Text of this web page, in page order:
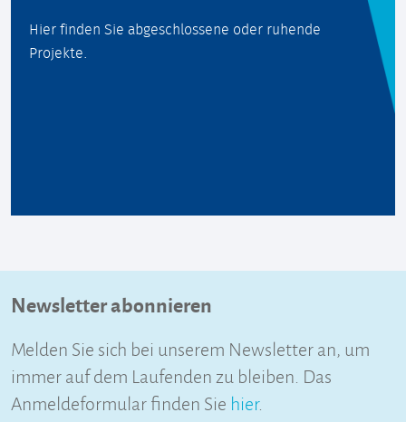
Hier finden Sie abgeschlossene oder ruhende
Projekte.
Newsletter abonnieren
Melden Sie sich bei unserem Newsletter an, um
immer auf dem Laufenden zu bleiben. Das
Anmeldeformular finden Sie hier.